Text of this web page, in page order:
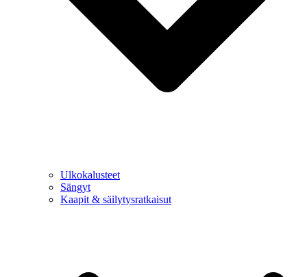
Ulkokalusteet
Sängyt
Kaapit & säilytysratkaisut